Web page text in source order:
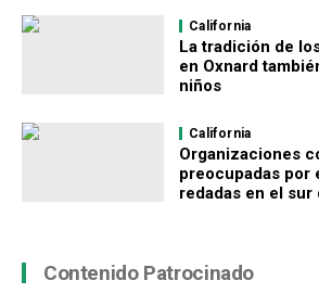
California
La tradición de
en Oxnard
niños
California
Organizaciones
preocupadas por
redadas en el
Contenido Patrocinado